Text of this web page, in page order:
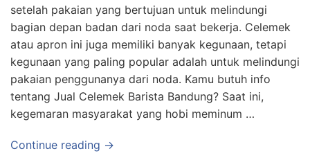
setelah pakaian yang bertujuan untuk melindungi
bagian depan badan dari noda saat bekerja. Celemek
atau apron ini juga memiliki banyak kegunaan, tetapi
kegunaan yang paling popular adalah untuk melindungi
pakaian penggunanya dari noda. Kamu butuh info
tentang Jual Celemek Barista Bandung? Saat ini,
kegemaran masyarakat yang hobi meminum …
Continue reading →